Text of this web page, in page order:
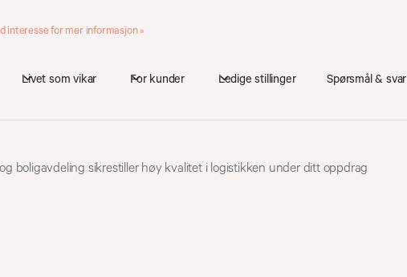
interesse for mer informasjon »
Livet som vikar For kunder Ledige stillinger Spørsmål & svar
boligavdeling sikrestiller høy kvalitet i logistikken under ditt oppdrag